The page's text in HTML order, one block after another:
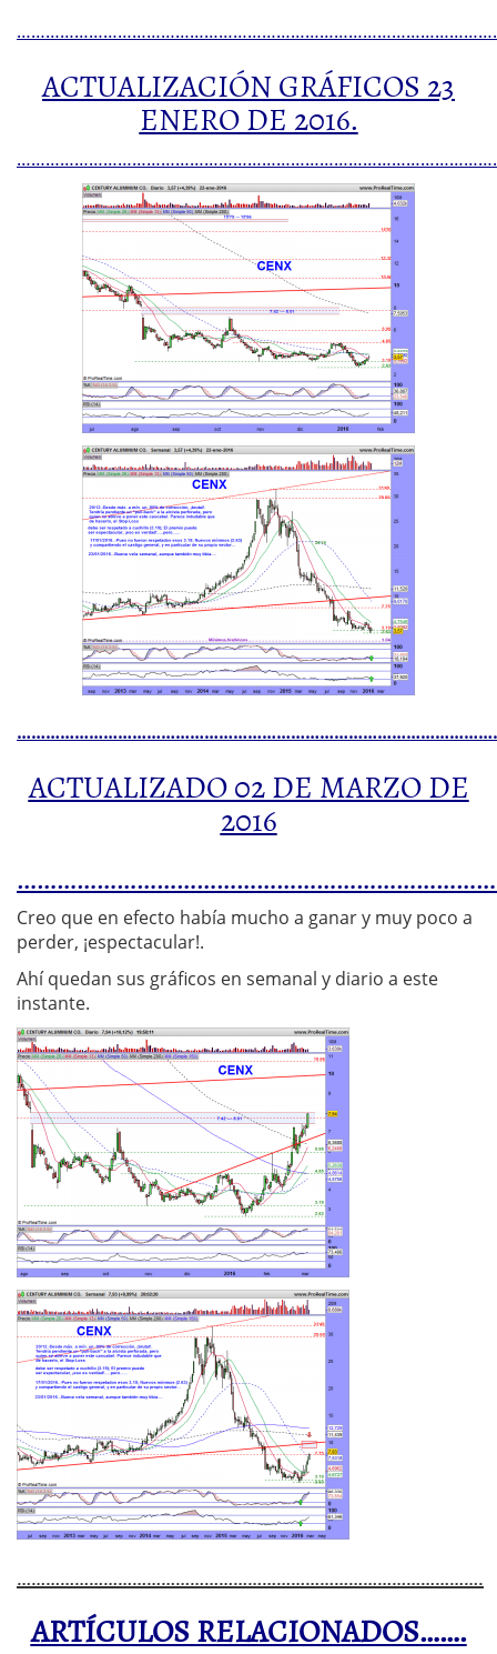
ACTUALIZACIÓN GRÁFICOS 23
ENERO DE 2016.
……………………………………………………………………………………….
ACTUALIZADO 02 DE MARZO DE
2016
Creo que en efecto había mucho a ganar y muy poco a
perder, ¡espectacular!.
Ahí quedan sus gráficos en semanal y diario a este
instante.
…………………………………………………………………………………….
ARTÍCULOS RELACIONADOS…….